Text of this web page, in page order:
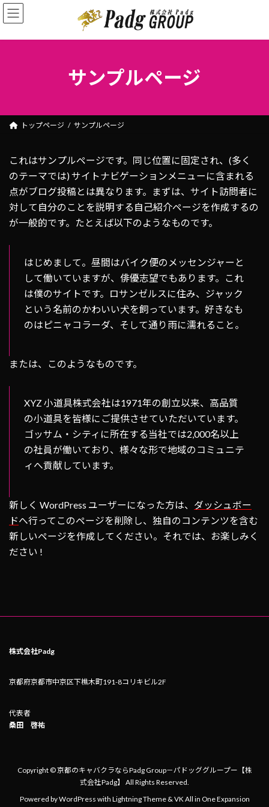
コ
ン
ッ
ナ
ビ
移
サンプルページ
トップページ サンプルページ
これはサンプルページです。同じ位置に固定され、(多く
のテーマでは) サイトナビゲーションメニューに含まれる
点がブログ投稿とは異なります。まずは、サイト訪問者に
対して自分のことを説明する自己紹介ページを作成するの
が一般的です。たとえば以下のようなものです。
はじめまして。昼間はバイク便のメッセンジャーと
して働いていますが、俳優志望でもあります。これ
は僕のサイトです。ロサンゼルスに住み、ジャック
という名前のかわいい犬を飼っています。好きなも
のはピニャコラーダ、そして通り雨に濡れること。
または、このようなものです。
XYZ 小道具株式会社は1971年の創立以来、高品質
の小道具を皆様にご提供させていただいています。
ゴッサム・シティに所在する当社では2,000名以上
の社員が働いており、様々な形で地域のコミュニテ
ィへ貢献しています。
新しく WordPress ユーザーになった方は、 ダッシュボー
ドへ行ってこのページを削除し、独自のコンテンツを含む
新しいページを作成してください。それでは、お楽しみく
ださい !
株式会社Padg
京都府京都市中京区下樵木町191-8コリキビル2F
代表者
桑田 啓祐
Copyright © 京都のキャバクラならPadg Group－パドッググループー【株
式会社Padg】 All Rights Reserved.
Powered byWordPress with Lightning Theme& VK All in One Expansion